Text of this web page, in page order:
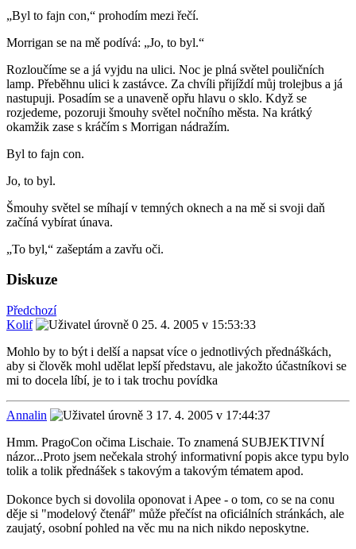
„Byl to fajn con,“ prohodím mezi řečí.
Morrigan se na mě podívá: „Jo, to byl.“
Rozloučíme se a já vyjdu na ulici. Noc je plná světel pouličních
lamp. Přeběhnu ulici k zastávce. Za chvíli přijíždí můj trolejbus a já
nastupuji. Posadím se a unaveně opřu hlavu o sklo. Když se
rozjedeme, pozoruji šmouhy světel nočního města. Na krátký
okamžik zase s kráčím s Morrigan nádražím.
Byl to fajn con.
Jo, to byl.
Šmouhy světel se míhají v temných oknech a na mě si svoji daň
začíná vybírat únava.
„To byl,“ zašeptám a zavřu oči.
Diskuze
Předchozí
Kolif
25. 4. 2005 v 15:53:33
Mohlo by to být i delší a napsat více o jednotlivých přednáškách,
aby si člověk mohl udělat lepší představu, ale jakožto účastníkovi se
mi to docela líbí, je to i tak trochu povídka
Annalin
17. 4. 2005 v 17:44:37
Hmm. PragoCon očima Lischaie. To znamená SUBJEKTIVNÍ
názor...Proto jsem nečekala strohý informativní popis akce typu bylo
tolik a tolik přednášek s takovým a takovým tématem apod.
Dokonce bych si dovolila oponovat i Apee - o tom, co se na conu
děje si "modelový čtenář" může přečíst na oficiálních stránkách, ale
zaujatý, osobní pohled na věc mu na nich nikdo neposkytne.